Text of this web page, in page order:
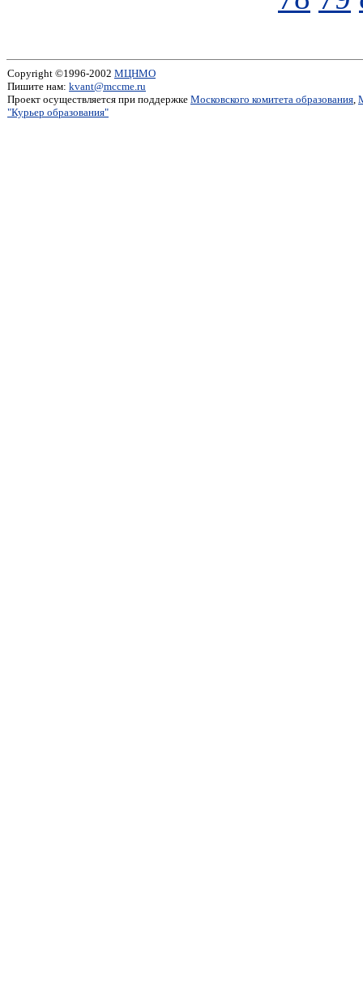
Copyright ©1996-2002 МЦНМО
Пишите нам: kvant@mccme.ru
Проект осуществляется при поддержке Московского комитета образования,
"Курьер образования"